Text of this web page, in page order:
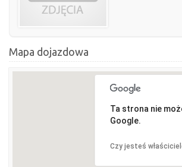
Mapa dojazdowa
Ta strona nie
Google.
Czy jesteś